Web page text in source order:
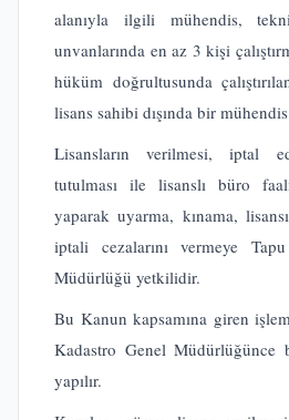
alanıyla ilgili mühendis,
unvanlarında en az 3 kişi
hüküm doğrultusunda
lisans sahibi dışında bir
Lisansların verilmesi, iptal
tutulması ile lisanslı büro
yaparak uyarma, kınama,
iptali cezalarını vermeye
Müdürlüğü yetkilidir.
Bu Kanun kapsamına giren
Kadastro Genel Müdürlüğünce
yapılır.